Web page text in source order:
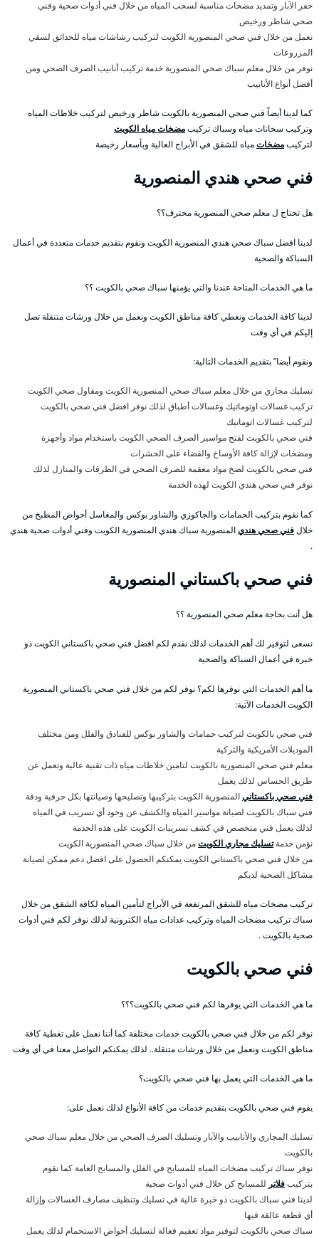
حفر الآبار وتمديد مضخات مناسبة لسحب المياه من خلال فني أدوات صحية وفني
صحي شاطر ورخيص
نعمل من خلال فني صحي المنصورية الكويت لتركيب رشاشات مياه للحدائق لسقي
المزروعات
نوفر من خلال معلم سباك صحي المنصورية خدمة تركيب أنابيب الصرف الصحي ومن
أفضل أنواع الأنابيب
كما لدينا أيضاً فني صحي المنصورية بالكويت شاطر ورخيص لتركيب خلاطات المياه
وتركيب سخانات مياه وسباك تركيبمضخات مياه الكويت
لتركيبمضخاتمياه للشقق في الأبراج العالية وبأسعار رخيصة
فني صحي هندي المنصورية
هل تحتاج ل معلم صحي المنصورية محترف؟؟
لدينا افضل سباك صحي هندي المنصورية الكويت ونقوم بتقديم خدمات متعددة في أعمال
السباكة والصحية
ما هي الخدمات المتاحة عندنا والتي يؤمنها سباك صحي بالكويت ؟؟
لدينا كافة الخدمات ونغطي كافة مناطق الكويت ونعمل من خلال ورشات متنقلة تصل
إليكم في أي وقت
ونقوم أيضا” بتقديم الخدمات التالية:
تسليك مجاري من خلال معلم سباك صحي المنصورية الكويت ومقاول صحي الكويت
تركيب غسالات اوتوماتيك وغسالات أطباق لذلك نوفر افضل فني صحي بالكويت
لتركيب غسالات اتوماتيك
فني صحي بالكويت لفتح مواسير الصرف الصحي الكويت باستخدام مواد وأجهزة
ومضخات لإزالة كافة الأوساخ والقضاء على الحشرات
فني صحي بالكويت لضخ مواد معقمة للصرف الصحي في الطرقات والمنازل لذلك
نوفر فني صحي هندي الكويت لهذه الخدمة
كما نقوم بتركيب الحمامات والجاكوزي والشاور بوكس والمغاسل أحواض المطبخ من
خلالفني صحي هنديالمنصورية سباك هندي المنصورية الكويت وفني أدوات صحية هندي
.
فني صحي باكستاني المنصورية
هل أنت بحاجة معلم صحي المنصورية ؟؟
نسعى لتوفير لك أهم الخدمات لذلك نقدم لكم افضل فني صحي باكستاني الكويت ذو
خبرة في أعمال السباكة والصحية
ما أهم الخدمات التي نوفرها لكم؟ نوفر لكم من خلال فني صحي باكستاني المنصورية
الكويت الخدمات الآتية:
فني صحي بالكويت لتركيب حمامات والشاور بوكس للفنادق والفلل ومن مختلف
الموديلات الأمريكية والتركية
معلم فني صحي المنصورية بالكويت لتامين خلاطات مياه ذات تقنية عالية وتعمل عن
طريق الحساس لذلك يعمل
فني صحي باكستانيالمنصورية الكويت بتركيبها وتصليحها وصيانتها بكل حرفية ودقة
فني سباك بالكويت لصيانة مواسير المياه والكشف عن وجود أي تسريب في المياه
لذلك يعمل فني متخصص في كشف تسريبات الكويت على هذه الخدمة
نؤمن خدمةتسليك مجاري الكويتمن خلال سباك صحي المنصورية الكويت
من خلال فني صحي باكستاني الكويت يمكنكم الحصول على افضل دعم ممكن لصيانة
مشاكل الصحية لديكم
تركيب مضخات مياه للشقق المرتفعة في الأبراج لتأمين المياه لكافة الشقق من خلال
سباك تركيب مضخات المياه وتركيب عدادات مياه الكترونية لذلك نوفر لكم فني أدوات
صحية بالكويت .
فني صحي بالكويت
ما هي الخدمات التي يوفرها لكم فني صحي بالكويت؟؟؟
نوفر لكم من خلال فني صحي بالكويت خدمات مختلفة كما أننا نعمل على تغطية كافة
مناطق الكويت ونعمل من خلال ورشات متنقلة.. لذلك يمكنكم التواصل معنا في أي وقت
ما هي الخدمات التي يعمل بها فني صحي بالكويت؟
يقوم فني صحي بالكويت بتقديم خدمات من كافة الأنواع لذلك نعمل على:
تسليك المجاري والأنابيب والآبار وتسليك الصرف الصحي من خلال معلم سباك صحي
بالكويت
نوفر سباك تركيب مضخات المياه للمسابح في الفلل والمسابح العامة كما نقوم
بتركيبفلاتر للمسابح كن خلال فني أدوات صحية
لدينا فني سباك بالكويت ذو خبرة عالية في تسليك وتنظيف مصارف الغسالات وإزالة
أي قطعة عالقة فيها
سباك صحي بالكويت لتوفير مواد تعقيم فعالة لتسليك أحواض الاستحمام لذلك يعمل